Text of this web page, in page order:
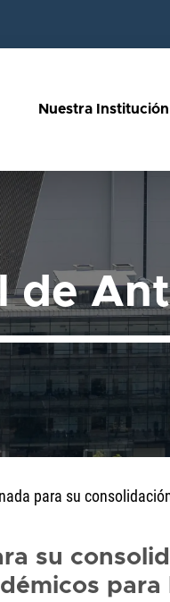
Nuestra Institución
de
para su
su
para